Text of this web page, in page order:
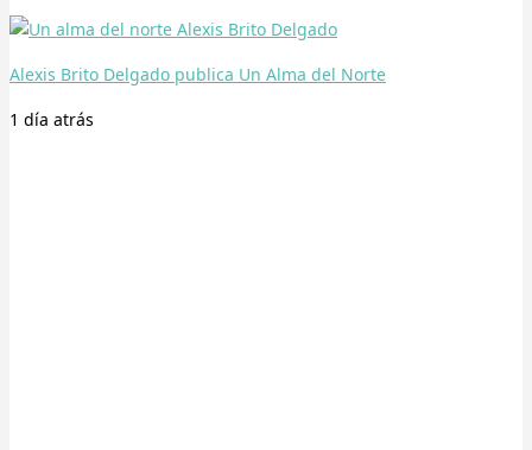
Alexis Brito Delgado publica Un Alma del Norte
1 día atrás